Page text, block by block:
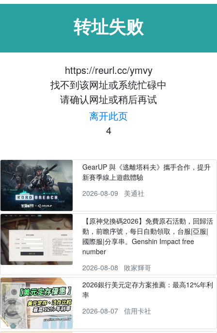
转址失败
https://reurl.cc/ymvy
找不到该网址或系统忙碌中
请确认网址或稍后再试
离开此页
4
GearUP 與《逃離塔科夫》攜手合作，提升
新賽季線上遊戲體驗
2026-08-09
美通社
【原神兌換碼2026】免費原石活動，回歸活
動，前瞻序號，每日自動領取，台服|亞服|
國際服|分享串。Genshin Impact free
number
2026-08-08
敗家輝哥
2026銀行美元定存方案推薦：最高12%年利
率
2026-08-07
信用卡社